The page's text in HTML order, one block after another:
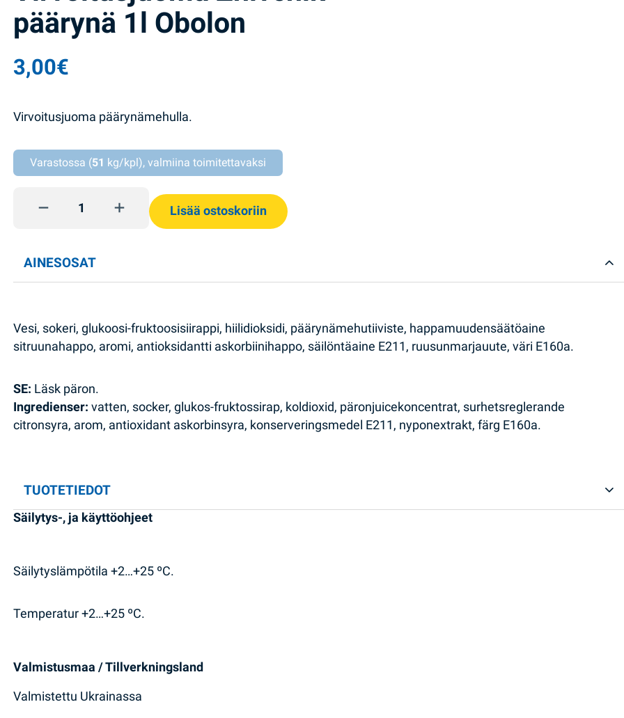
päärynä 1l Obolon
3,00€
Virvoitusjuoma päärynämehulla.
Varastossa (51 kg/kpl), valmiina toimitettavaksi
Virvoitusjuoma Zhivchik päärynä 1l Obolon quantity
Lisää ostoskoriin
AINESOSAT
Vesi, sokeri, glukoosi-fruktoosisiirappi, hiilidioksidi, päärynämehutiiviste, happamuudensäätöaine
sitruunahappo, aromi, antioksidantti askorbiinihappo, säilöntäaine E211, ruusunmarjauute, väri E160a.
SE: Läsk päron.
Ingredienser:vatten, socker, glukos-fruktossirap, koldioxid, päronjuicekoncentrat, surhetsreglerande
citronsyra, arom, antioxidant askorbinsyra, konserveringsmedel E211, nyponextrakt, färg E160a.
TUOTETIEDOT
Säilytys-, ja käyttöohjeet
Säilytyslämpötila +2…+25 ºC.
Temperatur +2…+25 ºC.
Valmistusmaa / Tillverkningsland
Valmistettu Ukrainassa